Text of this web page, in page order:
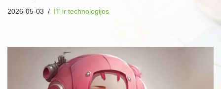
2026-05-03 IT ir technologijos